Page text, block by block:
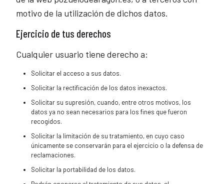
motivo de la utilización de dichos datos.
Ejercicio de tus derechos
Cualquier usuario tiene derecho a:
Solicitar el acceso a sus datos.
Solicitar la rectificación de los datos inexactos.
Solicitar su supresión, cuando, entre otros motivos, los
datos ya no sean necesarios para los fines que fueron
recogidos.
Solicitar la limitación de su tratamiento, en cuyo caso
únicamente se conservarán para el ejercicio o la defensa de
reclamaciones.
Solicitar la portabilidad de los datos.